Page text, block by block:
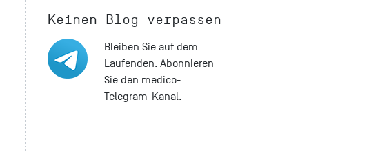
Keinen Blog verpassen
Bleiben Sie auf dem
Laufenden. Abonnieren
Sie den medico-
Telegram-Kanal.